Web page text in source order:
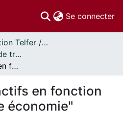
Se connecter
École de gestion Telfer // Telfer School of Management
Telfer - Documents de travail // Telfer - Working Papers
De nouveaux actifs en fonction de "La nouvelle économie"
en fonction
économie"